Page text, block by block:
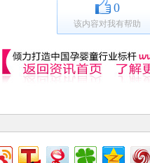
0
该内容对我有帮助